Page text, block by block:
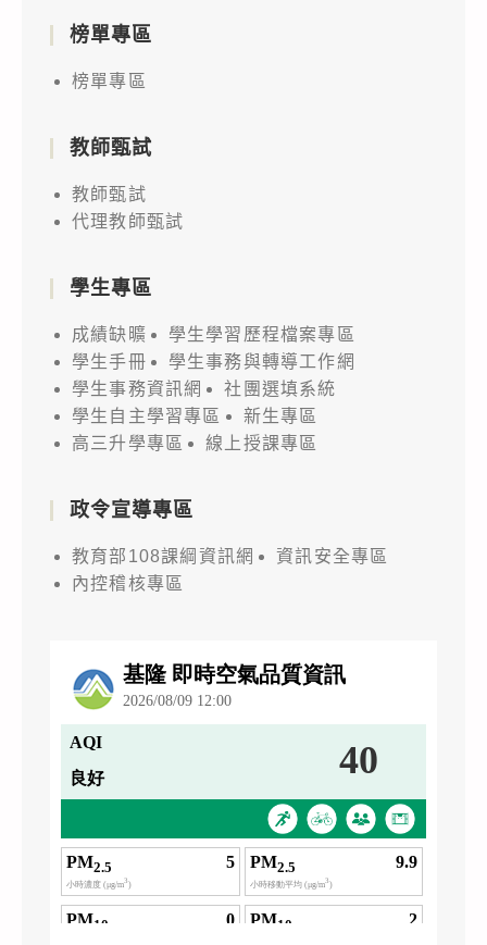
榜單專區
榜單專區
教師甄試
教師甄試
代理教師甄試
學生專區
成績缺曠
學生學習歷程檔案專區
學生手冊
學生事務與轉導工作網
學生事務資訊網
社團選填系統
學生自主學習專區
新生專區
高三升學專區
線上授課專區
政令宣導專區
教育部108課綱資訊網
資訊安全專區
內控稽核專區